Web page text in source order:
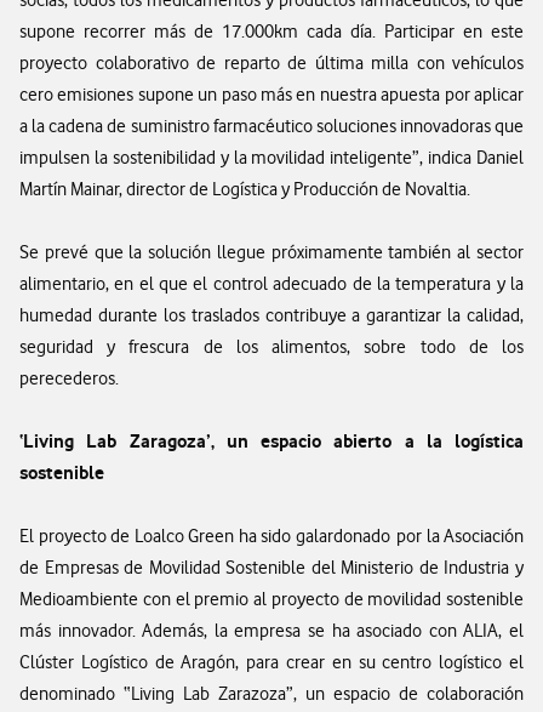
supone recorrer más de 17.000km cada día. Participar en este
proyecto colaborativo de reparto de última milla con vehículos
cero emisiones supone un paso más en nuestra apuesta por aplicar
a la cadena de suministro farmacéutico soluciones innovadoras que
impulsen la sostenibilidad y la movilidad inteligente”, indica Daniel
Martín Mainar, director de Logística y Producción de Novaltia.
Se prevé que la solución llegue próximamente también al sector
alimentario, en el que el control adecuado de la temperatura y la
humedad durante los traslados contribuye a garantizar la calidad,
seguridad y frescura de los alimentos, sobre todo de los
perecederos.
‘Living Lab Zaragoza’, un espacio abierto a la logística
sostenible
El proyecto de Loalco Green ha sido galardonado por la Asociación
de Empresas de Movilidad Sostenible del Ministerio de Industria y
Medioambiente con el premio al proyecto de movilidad sostenible
más innovador. Además, la empresa se ha asociado con ALIA, el
Clúster Logístico de Aragón, para crear en su centro logístico el
denominado “Living Lab Zarazoza”, un espacio de colaboración